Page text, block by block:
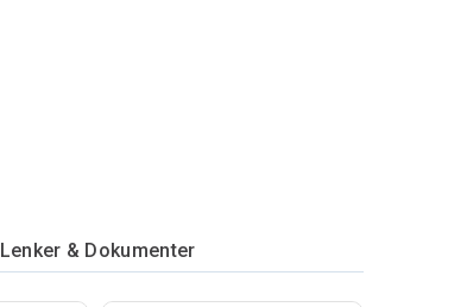
Lenker & Dokumenter